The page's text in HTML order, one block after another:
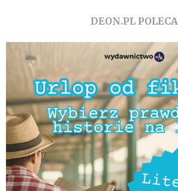
DEON.PL POLECA